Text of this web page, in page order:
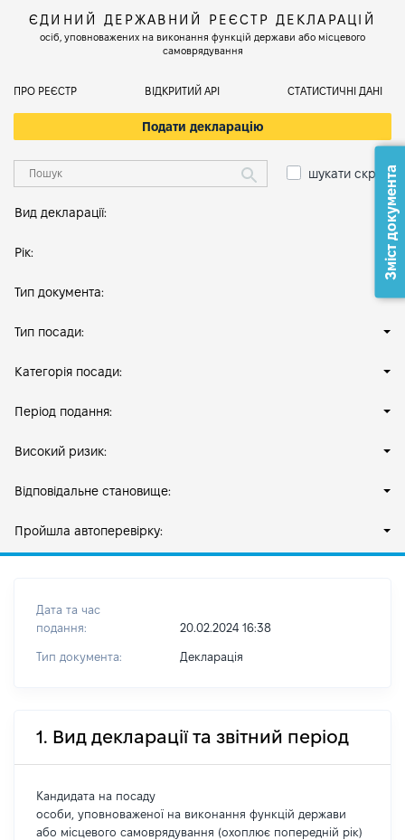
ЄДИНИЙ ДЕРЖАВНИЙ РЕЄСТР ДЕКЛАРАЦІЙ
осіб, уповноважених на виконання функцій держави або місцевого
самоврядування
ПРО РЕЄСТР ВІДКРИТИЙ АРІ СТАТИСТИЧНІ ДАНІ
Подати декларацію
шукати скрізь
Вид декларації:
Рік:
Тип документа:
Тип посади:
Категорія посади:
Період подання:
Високий ризик:
Відповідальне становище:
Пройшла автоперевірку:
Дата та час
подання:
20.02.2024 16:38
Тип документа: Декларація
1. Вид декларації та звітний період
Кандидата на посаду
особи, уповноваженої на виконання функцій держави
або місцевого самоврядування (охоплює попередній рік)
Зміст документа